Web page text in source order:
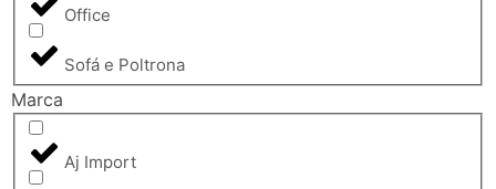
Office
Sofá e Poltrona
Marca
Aj Import